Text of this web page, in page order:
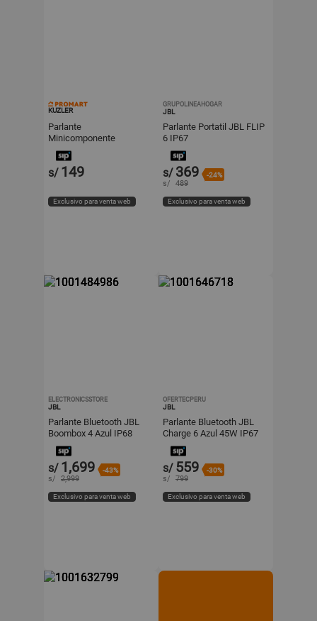
KUZLER
Parlante
Minicomponente
Karaoke 400w Kuzler Al-
102
s/ 149
Exclusivo para venta web
GRUPOLINEAHOGAR
JBL
Parlante Portatil JBL FLIP
6 IP67
s/ 369 -24%
s/ 489
Exclusivo para venta web
ELECTRONICSSTORE
JBL
Parlante Bluetooth JBL
Boombox 4 Azul IP68
210W
s/ 1,699 -43%
s/ 2,999
Exclusivo para venta web
OFERTECPERU
JBL
Parlante Bluetooth JBL
Charge 6 Azul 45W IP67
28Hrs
s/ 559 -30%
s/ 799
Exclusivo para venta web